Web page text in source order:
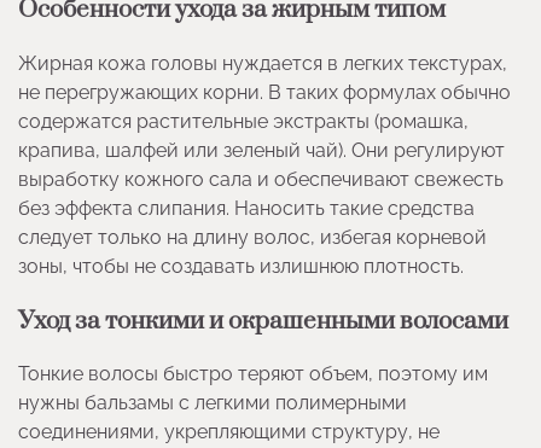
Особенности ухода за жирным типом
Жирная кожа головы нуждается в легких текстурах,
не перегружающих корни. В таких формулах обычно
содержатся растительные экстракты (ромашка,
крапива, шалфей или зеленый чай). Они регулируют
выработку кожного сала и обеспечивают свежесть
без эффекта слипания. Наносить такие средства
следует только на длину волос, избегая корневой
зоны, чтобы не создавать излишнюю плотность.
Уход за тонкими и окрашенными волосами
Тонкие волосы быстро теряют объем, поэтому им
нужны бальзамы с легкими полимерными
соединениями, укрепляющими структуру, не